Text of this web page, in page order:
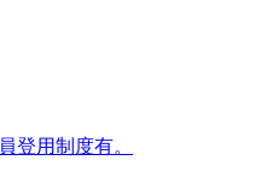
登用制度有。